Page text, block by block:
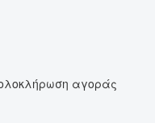
αγοράς